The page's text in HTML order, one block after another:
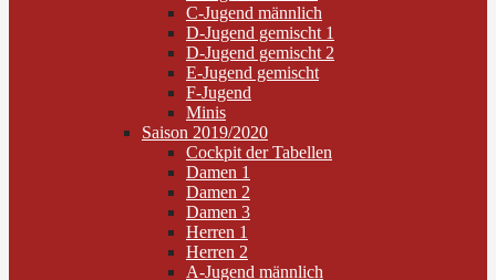
C-Jugend männlich
D-Jugend gemischt 1
D-Jugend gemischt 2
E-Jugend gemischt
F-Jugend
Minis
Saison 2019/2020
Cockpit der Tabellen
Damen 1
Damen 2
Damen 3
Herren 1
Herren 2
A-Jugend männlich